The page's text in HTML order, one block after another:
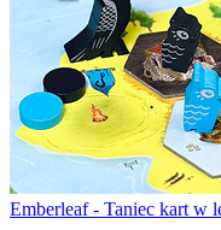
Emberleaf - Taniec kart w